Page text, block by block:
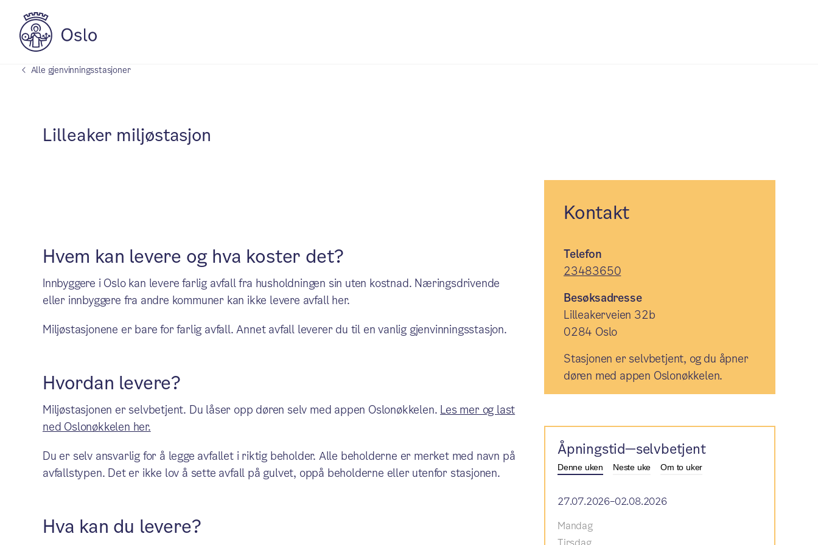
Alle gjenvinningsstasjoner
Lilleaker miljøstasjon
Hvem kan levere og hva koster det?
Innbyggere i Oslo kan levere farlig avfall fra husholdningen sin uten kostnad. Næringsdrivende
eller innbyggere fra andre kommuner kan ikke levere avfall her.
Miljøstasjonene er bare for farlig avfall. Annet avfall leverer du til en vanlig gjenvinningsstasjon.
Hvordan levere?
Miljøstasjonen er selvbetjent. Du låser opp døren selv med appen Oslonøkkelen. Les mer og last
ned Oslonøkkelen her.
Du er selv ansvarlig for å legge avfallet i riktig beholder. Alle beholderne er merket med navn på
avfallstypen. Det er ikke lov å sette avfall på gulvet, oppå beholderne eller utenfor stasjonen.
Hva kan du levere?
Kontakt
Telefon
23483650
Besøksadresse
Lilleakerveien 32b
0284 Oslo
Stasjonen er selvbetjent, og du åpner
døren med appen Oslonøkkelen.
Åpningstid—selvbetjent
Denne uken Neste uke Om to uker
27.07.2026–02.08.2026
Mandag